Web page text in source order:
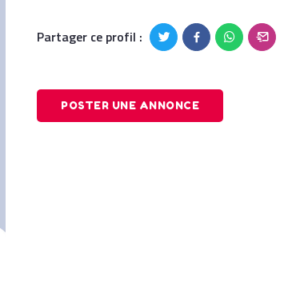
Partager ce profil :
POSTER UNE ANNONCE